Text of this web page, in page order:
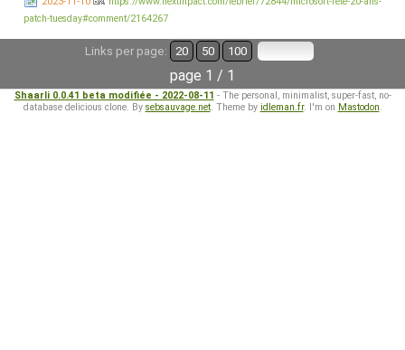
patch-tuesday#comment/2164267
Links per page: 20 50 100
page 1 / 1
Shaarli 0.0.41 beta modifiée - 2022-08-11 - The personal, minimalist, super-fast, no-
database delicious clone. By sebsauvage.net. Theme by idleman.fr. I'm on Mastodon.